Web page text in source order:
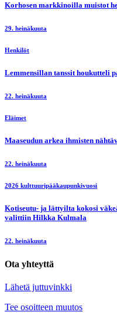
Korhosen markkinoilla muistot
29. heinäkuuta
Henkilöt
Lemmensillan tanssit houkutteli
22. heinäkuuta
Eläimet
Maaseudun arkea ihmisten
22. heinäkuuta
2026 kulttuuripääkaupunkivuosi
Kotiseutu- ja lättyilta kokosi
valittiin Hilkka Kulmala
22. heinäkuuta
Ota yhteyttä
Lähetä juttuvinkki
Tee osoitteen muutos